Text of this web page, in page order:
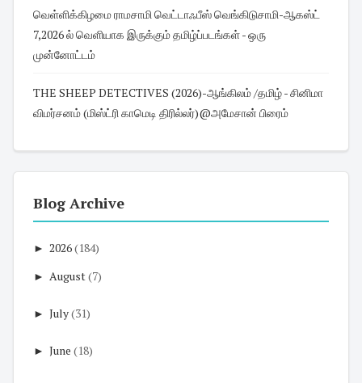
வெள்ளிக்கிழமை ராமசாமி வெட்டாஃபீஸ் வெங்கிடுசாமி-ஆகஸ்ட்
7,2026 ல் வெளியாக இருக்கும் தமிழ்ப்படங்கள் - ஒரு
முன்னோட்டம்
THE SHEEP DETECTIVES (2026)-ஆங்கிலம் /தமிழ் - சினிமா
விமர்சனம் (மிஸ்ட்ரி காமெடி திரில்லர்)@அமேசான் பிரைம்
Blog Archive
► 2026(184)
► August(7)
► July(31)
► June (18)